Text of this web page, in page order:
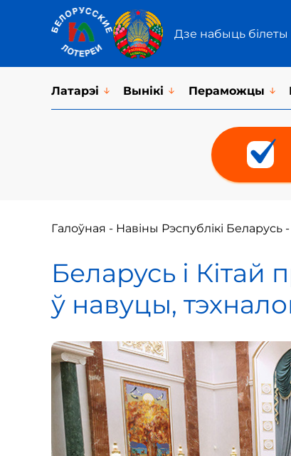
Дзе набыць білеты
Латарэi Вынікі Пераможцы
Галоўная - Навіны Рэспублікі Беларусь -
Беларусь і
ў навуцы,